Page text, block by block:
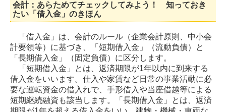
会計：あらためてチェックしてみよう！ 知っておき
たい「借入金」のきほん
「借入金」は、会計のルール（企業会計原則、中小会
計要領等）に基づき、「短期借入金」（流動負債）と
「長期借入金」（固定負債）に区分します。
「短期借入金」とは、返済期限が1年以内に到来する
借入金をいいます。仕入や家賃など日常の事業活動に必
要な運転資金の借入れで、手形借入や当座借越等による
短期継続融資も該当します。「長期借入金」とは、返済